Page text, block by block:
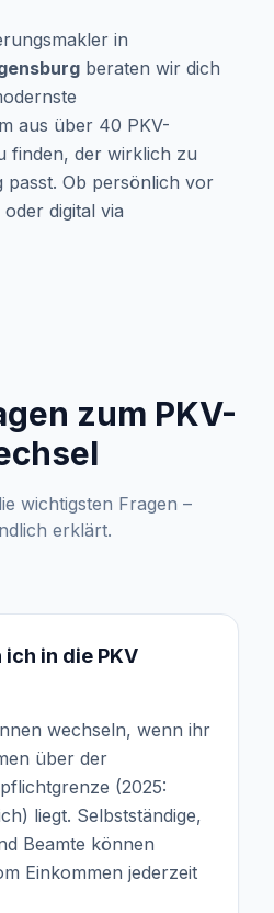
in
beraten wir dich
aus über 40 PKV-
finden, der wirklich zu
passt. Ob persönlich vor
digital via
zum PKV-
wichtigsten Fragen –
erklärt.
ich in die PKV
wechseln, wenn ihr
über der
(2025:
liegt. Selbstständige,
Beamte können
Einkommen jederzeit